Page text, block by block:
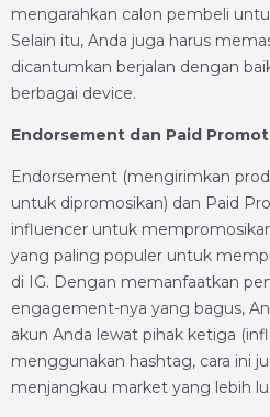
mengarahkan calon pembeli
Selain itu, Anda juga harus
dicantumkan berjalan dengan
berbagai device.
Endorsement dan Paid
Endorsement (mengirimkan
untuk dipromosikan) dan Paid
influencer untuk
yang paling populer untuk
di IG. Dengan memanfaatkan
engagement-nya yang bagus,
akun Anda lewat pihak ketiga
menggunakan hashtag, cara ini
menjangkau market yang lebih